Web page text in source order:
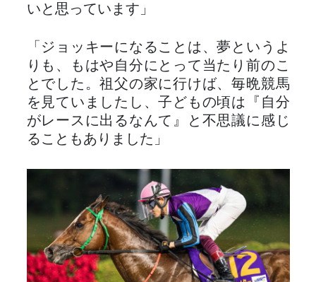
いと思っています」
「ジョッキーになることは、夢というよ
りも、もはや自分にとって当たり前のこ
とでした。祖父の家に行けば、毎晩競馬
を見ていましたし、子どもの頃は『自分
がレースに出るなんて』と不思議に感じ
ることもありました」